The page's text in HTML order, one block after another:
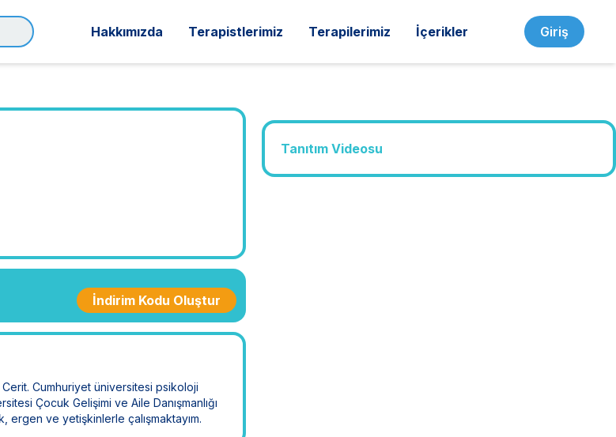
Hakkımızda Terapistlerimiz Terapilerimiz İçerikler Giriş
İndirim Kodu Oluştur
Cumhuriyet üniversitesi psikoloji
Çocuk Gelişimi ve Aile Danışmanlığı
ergen ve yetişkinlerle çalışmaktayım.
Tanıtım Videosu